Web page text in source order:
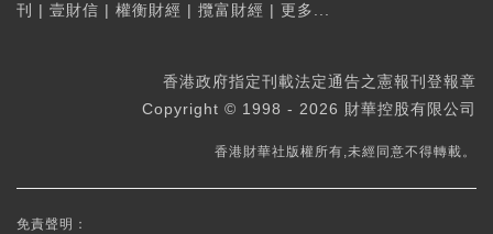
刊
| 壹財信 | 權衡財經 | 攬富財經 | 更多...
香港政府指定刊載法定通告之憲報刊登報章
Copyright © 1998 - 2026 財華控股有限公司
香港財華社版權所有,未經同意不得轉載。
免責聲明：